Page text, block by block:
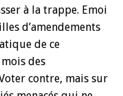
à la trappe. Emoi
d’amendements
de ce
des
contre, mais sur